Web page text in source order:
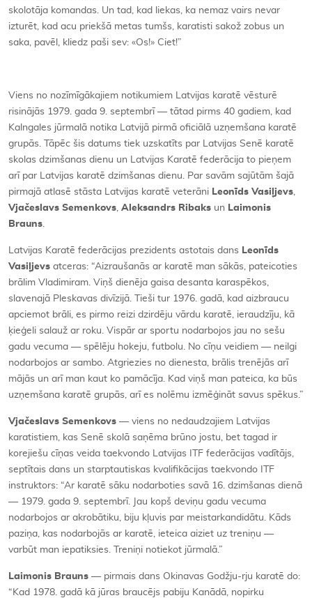
skolotāja komandas. Un tad, kad liekas, ka nemaz vairs nevar
izturēt, kad acu priekšā metas tumšs, karatisti sakož zobus un
saka, pavēl, kliedz paši sev: «Os!» Ciet!”
Viens no nozīmīgākajiem notikumiem Latvijas karatē vēsturē
risinājās 1979. gada 9. septembrī — tātad pirms 40 gadiem, kad
Kalngales jūrmalā notika Latvijā pirmā oficiālā uzņemšana karatē
grupās. Tāpēc šis datums tiek uzskatīts par Latvijas Senē karatē
skolas dzimšanas dienu un Latvijas Karatē federācija to pieņem
arī par Latvijas karatē dzimšanas dienu. Par savām sajūtām šajā
pirmajā atlasē stāsta Latvijas karatē veterāni Leonīds Vasiļjevs,
Vjačeslavs Semenkovs, Aleksandrs Ribaks un Laimonis
Brauns.
Latvijas Karatē federācijas prezidents astotais dans Leonīds
Vasiļjevs atceras: “Aizraušanās ar karatē man sākās, pateicoties
brālim Vladimiram. Viņš dienēja gaisa desanta karaspēkos,
slavenajā Pleskavas divīzijā. Tieši tur 1976. gadā, kad aizbraucu
apciemot brāli, es pirmo reizi dzirdēju vārdu karatē, ieraudzīju, kā
ķieģeli salauž ar roku. Vispār ar sportu nodarbojos jau no sešu
gadu vecuma — spēlēju hokeju, futbolu. No cīņu veidiem — neilgi
nodarbojos ar sambo. Atgriezies no dienesta, brālis trenējās arī
mājās un arī man kaut ko pamācīja. Kad viņš man pateica, ka būs
uzņemšana karatē grupās, arī es nolēmu izmēģināt savus spēkus.”
Vjačeslavs Semenkovs — viens no nedaudzajiem Latvijas
karatistiem, kas Senē skolā saņēma brūno jostu, bet tagad ir
korejiešu cīņas veida taekvondo Latvijas ITF federācijas vadītājs,
septītais dans un starptautiskas kvalifikācijas taekvondo ITF
instruktors: “Ar karatē sāku nodarboties savā 16. dzimšanas dienā
— 1979. gada 9. septembrī. Jau kopš deviņu gadu vecuma
nodarbojos ar akrobātiku, biju kļuvis par meistarkandidātu. Kāds
paziņa, kas nodarbojās ar karatē, ieteica aiziet uz treniņu —
varbūt man iepatiksies. Treniņi notiekot jūrmalā.”
Laimonis Brauns — pirmais dans Okinavas Godžju-rju karatē do:
“Kad 1978. gadā kā jūras braucējs pabiju Kanādā, nopirku